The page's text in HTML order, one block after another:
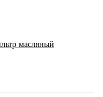
масляный